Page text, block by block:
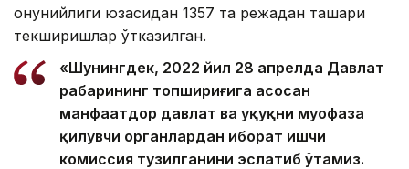
қонунийлиги юзасидан 1357 та режадан ташқари
текширишлар ўтказилган.
«Шунингдек, 2022 йил 28 апрелда Давлат
раҳбарининг топшириғига асосан
манфаатдор давлат ва ҳуқуқни муҳофаза
қилувчи органлардан иборат ишчи
комиссия тузилганини эслатиб ўтамиз.